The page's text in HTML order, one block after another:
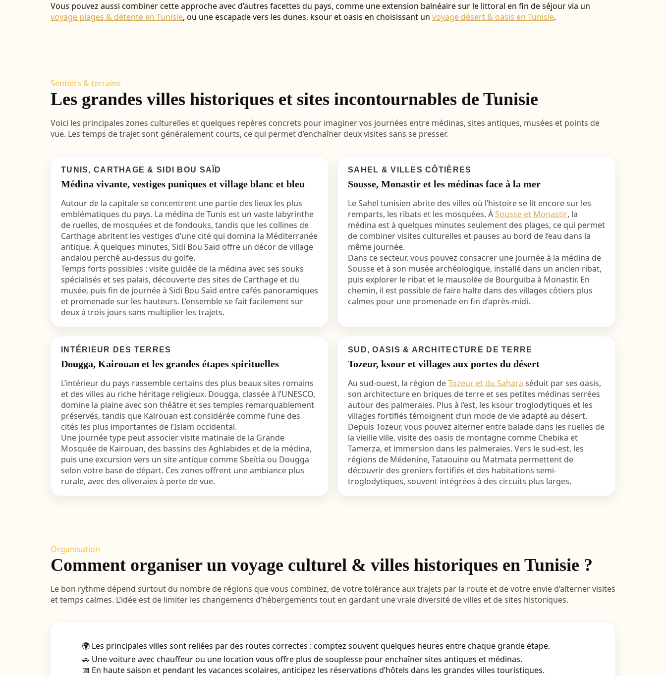
Vous pouvez aussi combiner cette approche avec d’autres facettes du pays, comme une extension balnéaire sur le littoral en fin de séjour via un
voyage plages & détente en Tunisie, ou une escapade vers les dunes, ksour et oasis en choisissant un voyage désert & oasis en Tunisie.
Sentiers & terrains
Les grandes villes historiques et sites incontournables de Tunisie
Voici les principales zones culturelles et quelques repères concrets pour imaginer vos journées entre médinas, sites antiques, musées et points de
vue. Les temps de trajet sont généralement courts, ce qui permet d’enchaîner deux visites sans se presser.
TUNIS, CARTHAGE & SIDI BOU SAÏD
Médina vivante, vestiges puniques et village blanc et bleu
Autour de la capitale se concentrent une partie des lieux les plus
emblématiques du pays. La médina de Tunis est un vaste labyrinthe
de ruelles, de mosquées et de fondouks, tandis que les collines de
Carthage abritent les vestiges d’une cité qui domina la Méditerranée
antique. À quelques minutes, Sidi Bou Saïd offre un décor de village
andalou perché au-dessus du golfe.
Temps forts possibles : visite guidée de la médina avec ses souks
spécialisés et ses palais, découverte des sites de Carthage et du
musée, puis fin de journée à Sidi Bou Saïd entre cafés panoramiques
et promenade sur les hauteurs. L’ensemble se fait facilement sur
deux à trois jours sans multiplier les trajets.
SAHEL & VILLES CÔTIÈRES
Sousse, Monastir et les médinas face à la mer
Le Sahel tunisien abrite des villes où l’histoire se lit encore sur les
remparts, les ribats et les mosquées. ÀSousse et Monastir, la
médina est à quelques minutes seulement des plages, ce qui permet
de combiner visites culturelles et pauses au bord de l’eau dans la
même journée.
Dans ce secteur, vous pouvez consacrer une journée à la médina de
Sousse et à son musée archéologique, installé dans un ancien ribat,
puis explorer le ribat et le mausolée de Bourguiba à Monastir. En
chemin, il est possible de faire halte dans des villages côtiers plus
calmes pour une promenade en fin d’après-midi.
INTÉRIEUR DES TERRES
Dougga, Kairouan et les grandes étapes spirituelles
L’intérieur du pays rassemble certains des plus beaux sites romains
et des villes au riche héritage religieux. Dougga, classée à l’UNESCO,
domine la plaine avec son théâtre et ses temples remarquablement
préservés, tandis que Kairouan est considérée comme l’une des
cités les plus importantes de l’Islam occidental.
Une journée type peut associer visite matinale de la Grande
Mosquée de Kairouan, des bassins des Aghlabides et de la médina,
puis une excursion vers un site antique comme Sbeïtla ou Dougga
selon votre base de départ. Ces zones offrent une ambiance plus
rurale, avec des oliveraies à perte de vue.
SUD, OASIS & ARCHITECTURE DE TERRE
Tozeur, ksour et villages aux portes du désert
Au sud-ouest, la région deTozeur et du Sahara séduit par ses oasis,
son architecture en briques de terre et ses petites médinas serrées
autour des palmeraies. Plus à l’est, les ksour troglodytiques et les
villages fortifiés témoignent d’un mode de vie adapté au désert.
Depuis Tozeur, vous pouvez alterner entre balade dans les ruelles de
la vieille ville, visite des oasis de montagne comme Chebika et
Tamerza, et immersion dans les palmeraies. Vers le sud-est, les
régions de Médenine, Tataouine ou Matmata permettent de
découvrir des greniers fortifiés et des habitations semi-
troglodytiques, souvent intégrées à des circuits plus larges.
Organisation
Comment organiser un voyage culturel & villes historiques en Tunisie ?
Le bon rythme dépend surtout du nombre de régions que vous combinez, de votre tolérance aux trajets par la route et de votre envie d’alterner visites
et temps calmes. L’idée est de limiter les changements d’hébergements tout en gardant une vraie diversité de villes et de sites historiques.
🌍 Les principales villes sont reliées par des routes correctes : comptez souvent quelques heures entre chaque grande étape.
🚗 Une voiture avec chauffeur ou une location vous offre plus de souplesse pour enchaîner sites antiques et médinas.
📅 En haute saison et pendant les vacances scolaires, anticipez les réservations d’hôtels dans les grandes villes touristiques.